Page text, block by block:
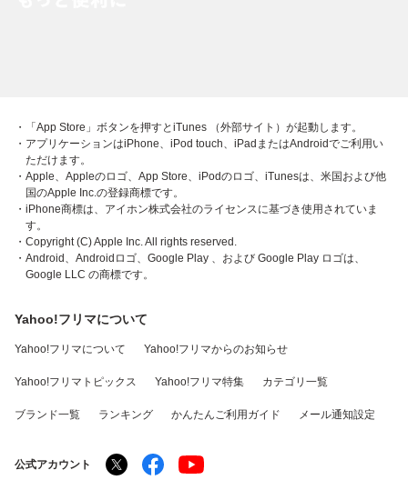
・「App Store」ボタンを押すとiTunes （外部サイト）が起動します。
・アプリケーションはiPhone、iPod touch、iPadまたはAndroidでご利用い
ただけます。
・Apple、Appleのロゴ、App Store、iPodのロゴ、iTunesは、米国および他
国のApple Inc.の登録商標です。
・iPhone商標は、アイホン株式会社のライセンスに基づき使用されていま
す。
・Copyright (C) Apple Inc. All rights reserved.
・Android、Androidロゴ、Google Play 、および Google Play ロゴは、
Google LLC の商標です。
Yahoo!フリマについて
Yahoo!フリマについて Yahoo!フリマからのお知らせ
Yahoo!フリマトピックス Yahoo!フリマ特集 カテゴリ一覧
ブランド一覧 ランキング かんたんご利用ガイド メール通知設定
公式アカウント